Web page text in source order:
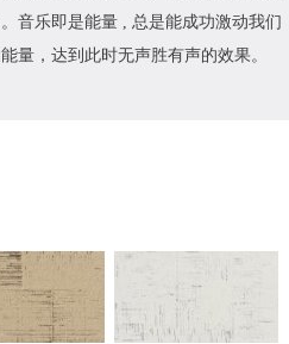
音乐即是能量 , 总是能成功激动我们
量，达到此时无声胜有声的效果。